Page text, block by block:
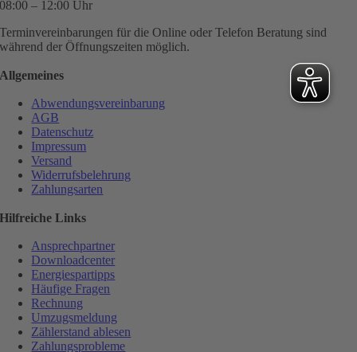
08:00 – 12:00 Uhr
Terminvereinbarungen für die Online oder Telefon Beratung sind
während der Öffnungszeiten möglich.
Allgemeines
Abwendungsvereinbarung
AGB
Datenschutz
Impressum
Versand
Widerrufsbelehrung
Zahlungsarten
Hilfreiche Links
Ansprechpartner
Downloadcenter
Energiespartipps
Häufige Fragen
Rechnung
Umzugsmeldung
Zählerstand ablesen
Zahlungsprobleme